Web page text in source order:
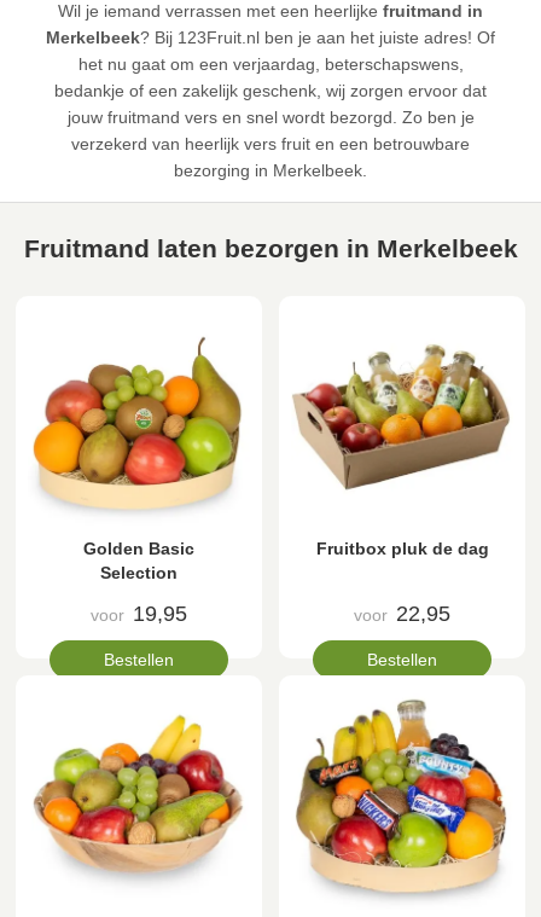
Wil je iemand verrassen met een heerlijke fruitmand in
Merkelbeek? Bij 123Fruit.nl ben je aan het juiste adres! Of
het nu gaat om een verjaardag, beterschapswens,
bedankje of een zakelijk geschenk, wij zorgen ervoor dat
jouw fruitmand vers en snel wordt bezorgd. Zo ben je
verzekerd van heerlijk vers fruit en een betrouwbare
bezorging in Merkelbeek.
Fruitmand laten bezorgen in Merkelbeek
Golden Basic
Selection
voor 19,95
Bestellen
Fruitbox pluk de dag
voor 22,95
Bestellen